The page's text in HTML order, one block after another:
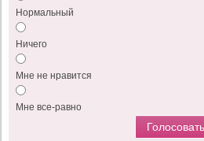
Нормальный
Ничего
Мне не нравится
Мне все-равно